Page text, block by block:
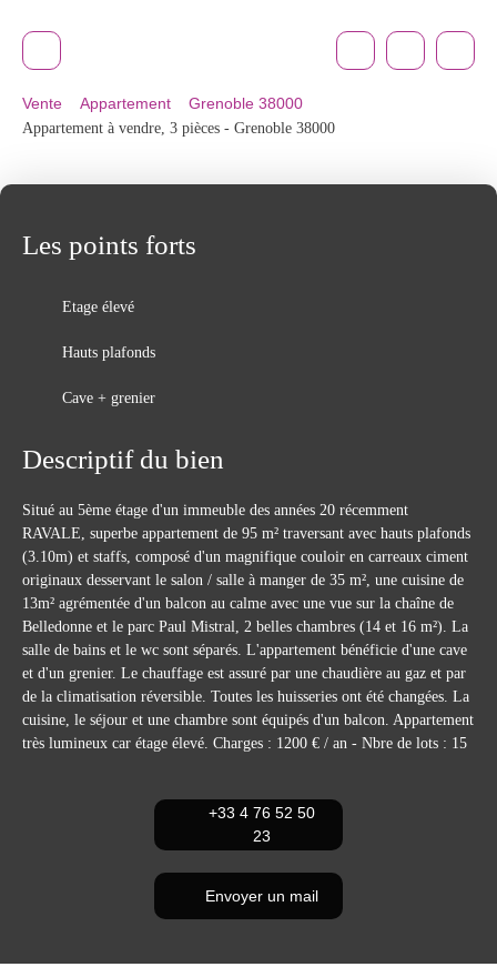
Vente Appartement
Grenoble 38000
Appartement à vendre, 3 pièces - Grenoble 38000
Les points forts
Etage élevé
Hauts plafonds
Cave + grenier
Descriptif du bien
Situé au 5ème étage d'un immeuble des années 20 récemment
RAVALE, superbe appartement de 95 m² traversant avec hauts plafonds
(3.10m) et staffs, composé d'un magnifique couloir en carreaux ciment
originaux desservant le salon / salle à manger de 35 m², une cuisine de
13m² agrémentée d'un balcon au calme avec une vue sur la chaîne de
Belledonne et le parc Paul Mistral, 2 belles chambres (14 et 16 m²). La
salle de bains et le wc sont séparés. L'appartement bénéficie d'une cave
et d'un grenier. Le chauffage est assuré par une chaudière au gaz et par
de la climatisation réversible. Toutes les huisseries ont été changées. La
cuisine, le séjour et une chambre sont équipés d'un balcon. Appartement
très lumineux car étage élevé. Charges : 1200 € / an - Nbre de lots : 15
+33 4 76 52 50
23
Envoyer un mail